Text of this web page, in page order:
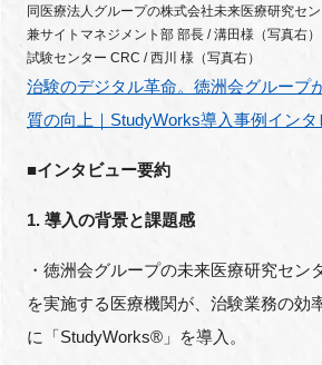
閉じる
同医療法人グループの株式会社未来医療研究セ
兼サイトマネジメント部 部長/溝田様（写真右）
試験センター CRC /西川 様（写真右）
治験のデジタル革命。徳洲会グループ
質の向上｜ StudyWorks導入事例インタ
■インタビュー要約
1. 導入の背景と課題感
・徳洲会グループの未来医療研究セン
を実施する医療機関が、治験業務の効
に「StudyWorks®︎」を導入。